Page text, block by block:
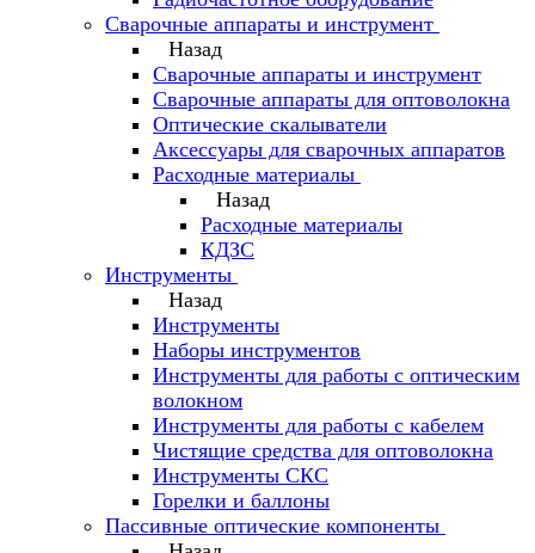
Сварочные аппараты и инструмент
Назад
Сварочные аппараты и инструмент
Сварочные аппараты для оптоволокна
Оптические скалыватели
Аксессуары для сварочных аппаратов
Расходные материалы
Назад
Расходные материалы
КДЗС
Инструменты
Назад
Инструменты
Наборы инструментов
Инструменты для работы с оптическим
волокном
Инструменты для работы с кабелем
Чистящие средства для оптоволокна
Инструменты СКС
Горелки и баллоны
Пассивные оптические компоненты